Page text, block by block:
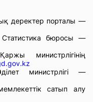
деректер порталы —
бюросы —
министрлігінің
министрлігі —
сатып алу